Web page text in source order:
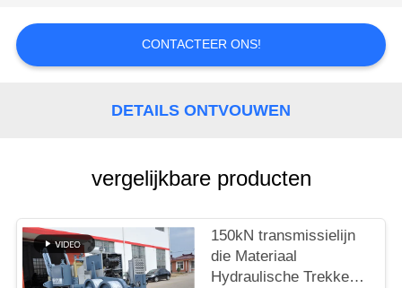
SITEMAP
CONTACTEER ONS!
DETAILS ONTVOUWEN
vergelijkbare producten
150kN transmissielijn
die Materiaal
Hydraulische Trekker